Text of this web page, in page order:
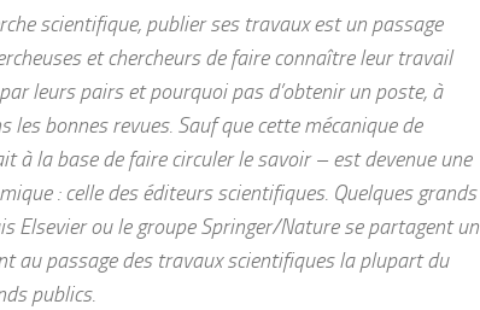
scientifique, publier ses travaux est un passage
et chercheurs de faire connaître leur travail
leurs pairs et pourquoi pas d’obtenir un poste, à
les bonnes revues. Sauf que cette mécanique de
à la base de faire circuler le savoir – est devenue une
: celle des éditeurs scientifiques. Quelques grands
Elsevier ou le groupe Springer/Nature se partagent un
au passage des travaux scientifiques la plupart du
publics.